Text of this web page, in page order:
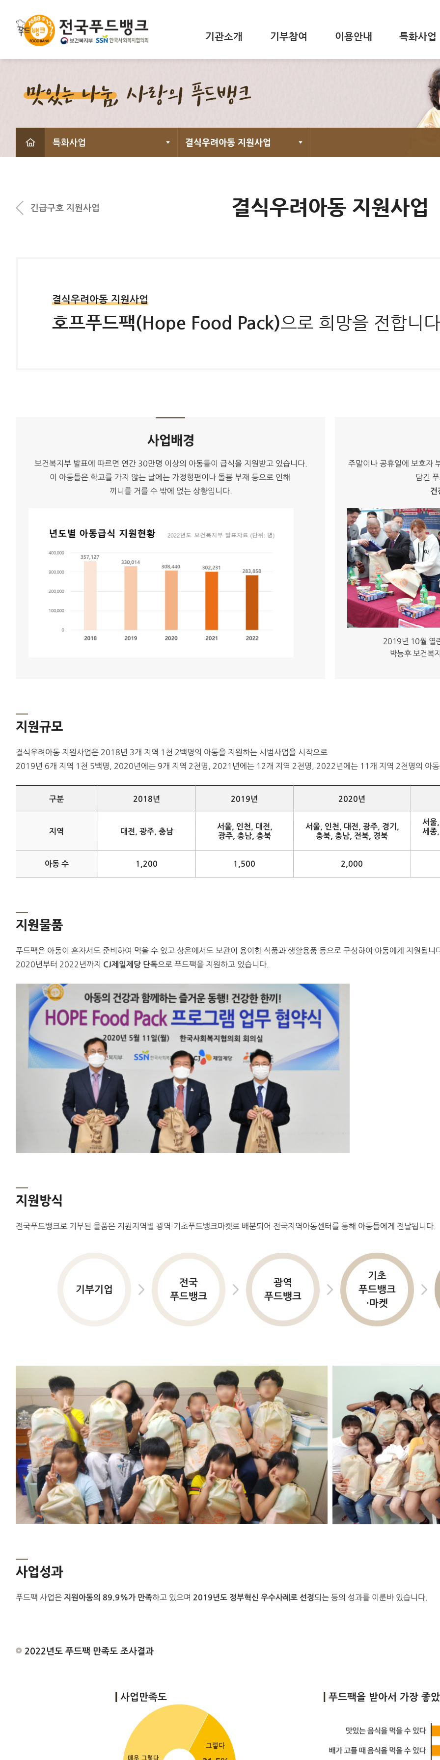
기관소개 기부참여 이용안내 특화사업
특화사업 결식우려아동 지원사업
결식우려아동 지원사업
긴급구호 지원사업
결식우려아동 지원사업
호프푸드팩(Hope Food Pack)으로 희망을 전합니다
사업배경
보건복지부 발표에 따르면 연간 30만명 이상의 아동들이 급식을 지원받고 있습니다.
이 아동들은 학교를 가지 않는 날에는 가정형편이나 돌봄 부재 등으로 인해
끼니를 거를 수 밖에 없는 상황입니다.
주말이나 공휴일에 보호자
담긴
건
2019년 10월 열
박능후 보건복
지원규모
결식우려아동 지원사업은 2018년 3개 지역 1천 2백명의 아동을 지원하는 시범사업을 시작으로
2019년 6개 지역 1천 5백명, 2020년에는 9개 지역 2천명, 2021년에는 12개 지역 2천명, 2022년에는 11개 지역 2천명의 아동
구분 2018년 2019년 2020년
지역 대전, 광주, 충남
서울, 인천, 대전,
광주, 충남, 충북
서울, 인천, 대전, 광주, 경기,
충북, 충남, 전북, 경북
서울
세종
아동 수 1,200 1,500 2,000
지원물품
푸드팩은 아동이 혼자서도 준비하여 먹을 수 있고 상온에서도 보관이 용이한 식품과 생활용품 등으로 구성하여 아동에게 지원됩니
2020년부터 2022년까지 CJ제일제당 단독으로 푸드팩을 지원하고 있습니다.
지원방식
전국푸드뱅크로 기부된 물품은 지원지역별 광역·기초푸드뱅크마켓로 배분되어 전국지역아동센터를 통해 아동들에게 전달됩니다.
기부기업
전국
푸드뱅크
광역
푸드뱅크
기초
푸드뱅크
·마켓
사업성과
푸드팩 사업은지원아동의 89.9%가 만족하고 있으며 2019년도 정부혁신 우수사례로 선정되는 등의 성과를 이룬바 있습니다.
2022년도 푸드팩 만족도 조사결과
사업만족도 푸드팩을 받아서 가장 좋